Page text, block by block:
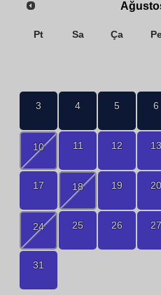
Pt Sa Ça
3 4 5 6
10 11 12 13
17 18 19 20
24 25 26 27
31